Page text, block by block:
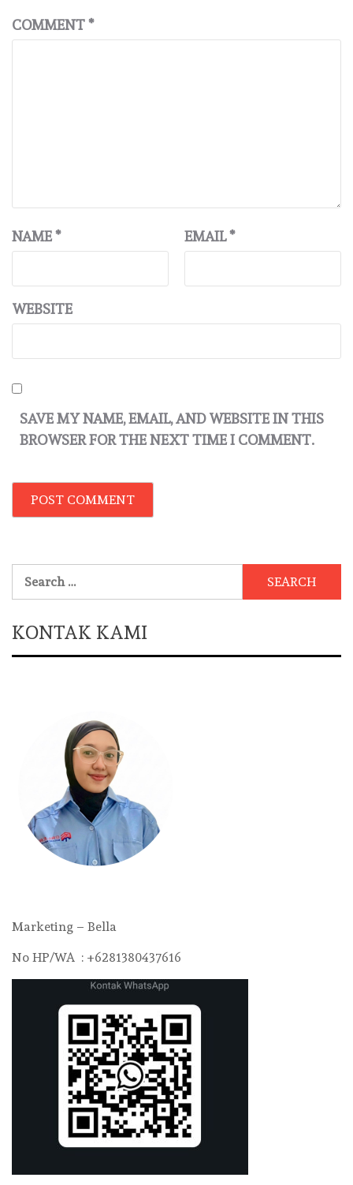
COMMENT*
NAME* EMAIL*
WEBSITE
SAVE MY NAME, EMAIL, AND WEBSITE IN THIS
BROWSER FOR THE NEXT TIME I COMMENT.
KONTAK KAMI
Marketing – Bella
No HP/WA : +6281380437616